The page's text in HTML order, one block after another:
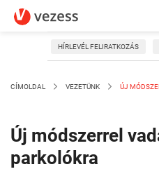
HÍRLEVÉL FELIRATKOZÁS
CÍMOLDAL VEZETÜNK ÚJ
Új módszerrel
parkolókra